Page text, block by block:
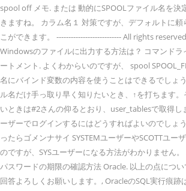
spool off メモ. または 動的にSPOOLファイル名を決
きますね。 カラム名１ 対策ですが、デフォルトに
こができます。 --------------------------- All rights
Windowsのファイルに出力する方法は？ コマンド
ートメント. よくわからいのですが、 spool
名にバインド変数の内容を使うことはできるでしょ
ル名だけ手っ取り早く知りたいとき、↑を打ちます
いときは#2さんの仰るとおり、user_tablesで取得し
ーザーでログインするにはどうすればよいのでしょ
ったらゴメンナサイ SYSTEMユーザーやSCOTTユー
のですが、SYSユーザーになる方法がわかりません
パスワードの期限の確認方法 Oracle. 以上の点につ
回答よろしくお願いします。, OracleのSQL実行痕跡